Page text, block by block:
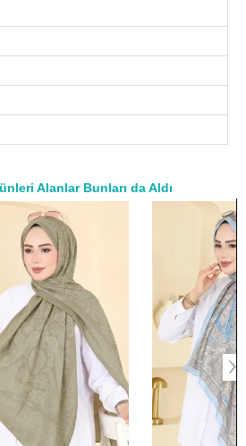
Alanlar Bunları da Aldı